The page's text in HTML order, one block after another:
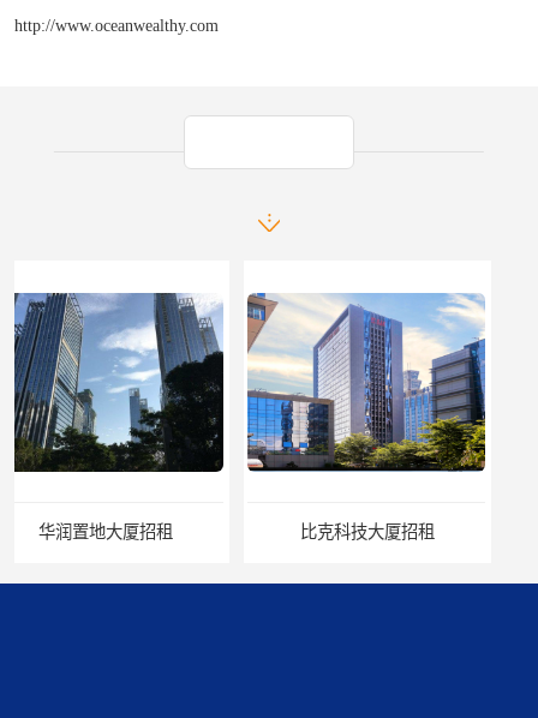
http://www.oceanwealthy.com
比克科技大厦招租 TCL国际E城招商处